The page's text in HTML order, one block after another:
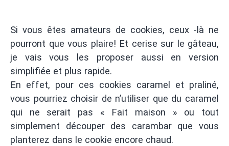
Si vous êtes amateurs de cookies, ceux -là ne
pourront que vous plaire! Et cerise sur le gâteau,
je vais vous les proposer aussi en version
simplifiée et plus rapide.
En effet, pour ces cookies caramel et praliné,
vous pourriez choisir de n’utiliser que du caramel
qui ne serait pas « Fait maison » ou tout
simplement découper des carambar que vous
planterez dans le cookie encore chaud.